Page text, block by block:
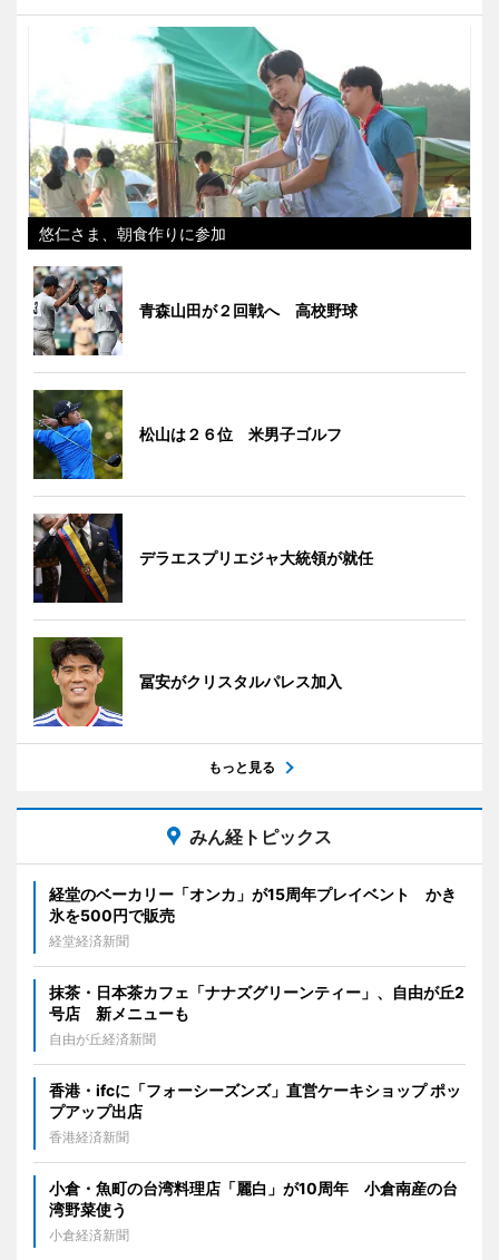
悠仁さま、朝食作りに参加
青森山田が２回戦へ 高校野球
松山は２６位 米男子ゴルフ
デラエスプリエジャ大統領が就任
冨安がクリスタルパレス加入
もっと見る
みん経トピックス
経堂のベーカリー「オンカ」が15周年プレイベント かき
氷を500円で販売
経堂経済新聞
抹茶・日本茶カフェ「ナナズグリーンティー」、自由が丘2
号店 新メニューも
自由が丘経済新聞
香港・ifcに「フォーシーズンズ」直営ケーキショップ ポッ
プアップ出店
香港経済新聞
小倉・魚町の台湾料理店「麗白」が10周年 小倉南産の台
湾野菜使う
小倉経済新聞